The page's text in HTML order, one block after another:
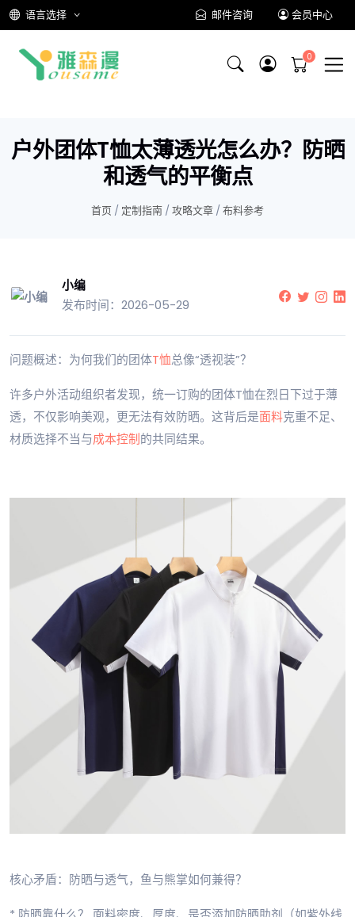
语言选择 邮件咨询 会员中心
户外团体T恤太薄透光怎么办？防晒
和透气的平衡点
首页 / 定制指南 / 攻略文章 / 布料参考
小编
发布时间：2026-05-29
问题概述：为何我们的团体T恤总像“透视装”？
许多户外活动组织者发现，统一订购的团体T恤在烈日下过于薄
透，不仅影响美观，更无法有效防晒。这背后是面料克重不足、
材质选择不当与成本控制的共同结果。
核心矛盾：防晒与透气，鱼与熊掌如何兼得？